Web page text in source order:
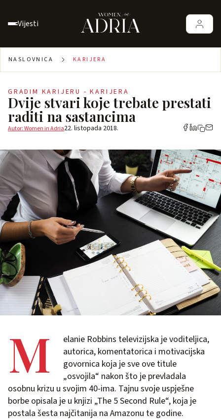
Vijesti
NASLOVNICA KARIJERA
GRADIM KARIJERU - KARIJERA
Dvije stvari koje trebate prestati
raditi na sastancima
Autor: Women in Adria22. listopada 2018.
M
elanie Robbins televizijska je voditeljica,
autorica, komentatorica i motivacijska
govornica koja je sve ove titule
„osvojila“ nakon što je prevladala
osobnu krizu u svojim 40-ima. Tajnu svoje uspješne
borbe opisala je u knjizi „The 5 Second Rule“, koja je
postala šesta najčitanija na Amazonu te godine.